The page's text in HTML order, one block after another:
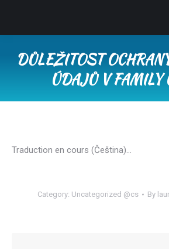
DŮLEŽITOST
ÚDAJŮ V FAMILY
Traduction en cours (Čeština)…
Category: Uncategorized @cs By